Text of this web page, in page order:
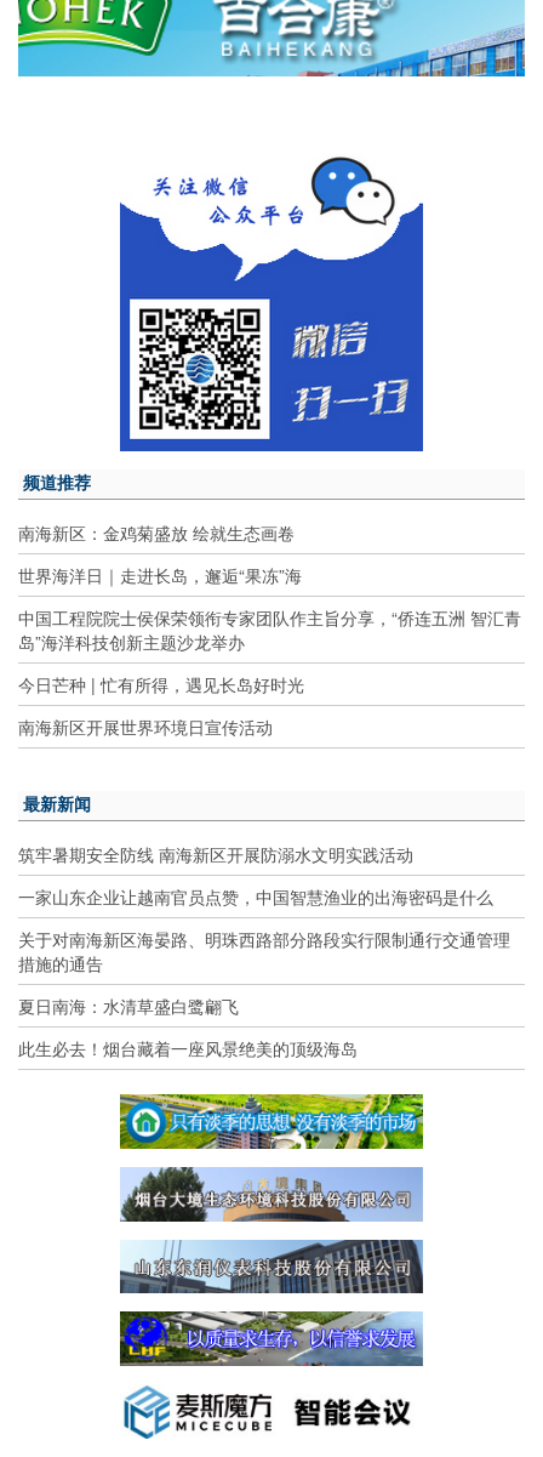
频道推荐
南海新区：金鸡菊盛放 绘就生态画卷
世界海洋日｜走进长岛，邂逅“果冻”海
中国工程院院士侯保荣领衔专家团队作主旨分享，“侨连五洲 智汇青
岛”海洋科技创新主题沙龙举办
今日芒种 | 忙有所得，遇见长岛好时光
南海新区开展世界环境日宣传活动
最新新闻
筑牢暑期安全防线 南海新区开展防溺水文明实践活动
一家山东企业让越南官员点赞，中国智慧渔业的出海密码是什么
关于对南海新区海晏路、明珠西路部分路段实行限制通行交通管理
措施的通告
夏日南海：水清草盛白鹭翩飞
此生必去！烟台藏着一座风景绝美的顶级海岛